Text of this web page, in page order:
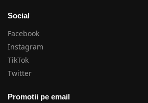
Social
Facebook
Instagram
TikTok
Twitter
Promotii pe email